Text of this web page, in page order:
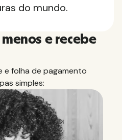
do mundo.
e recebe
e folha de pagamento
simples: